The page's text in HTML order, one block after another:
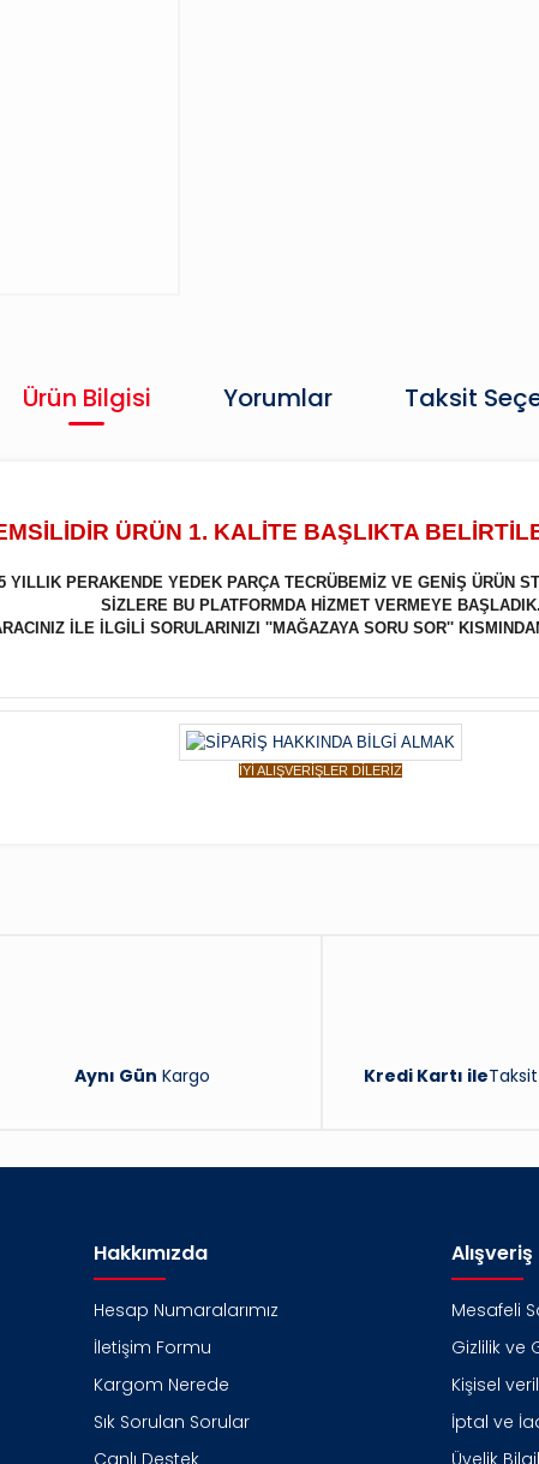
Ürün Bilgisi Yorumlar Taksit
ÜRÜN 1. KALİTE BAŞLIKTA
YILLIK PERAKENDE YEDEK PARÇA TECRÜBEMİZ VE GENİŞ ÜRÜN
SİZLERE BU PLATFORMDA HİZMET VERMEYE BAŞLADIK.
İLE İLGİLİ SORULARINIZI ''MAĞAZAYA SORU SOR''
İYİ ALIŞVERİŞLER DİLERİZ
Aynı Gün Kargo Kredi Kartı ile
Hakkımızda
Hesap Numaralarımız
İletişim Formu
Kargom Nerede
Sık Sorulan Sorular
Alışveriş
Mesafeli
Gizlilik ve
Kişisel
İptal ve